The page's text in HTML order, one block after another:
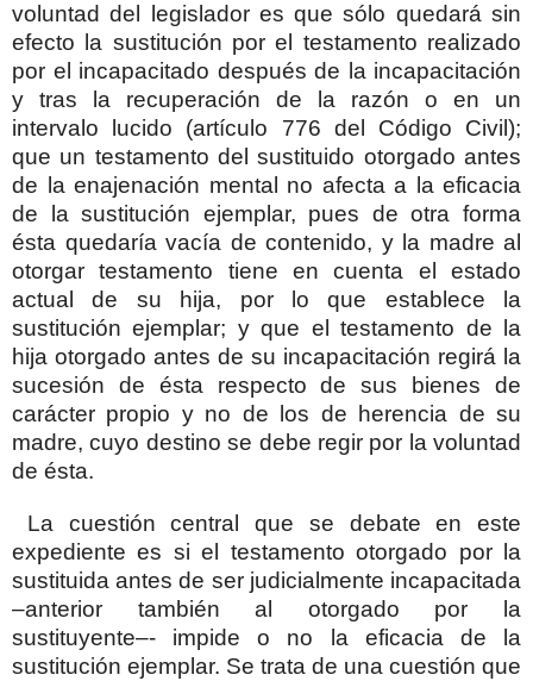
voluntad del legislador es que sólo quedará sin
efecto la sustitución por el testamento realizado
por el incapacitado después de la incapacitación
y tras la recuperación de la razón o en un
intervalo lucido (artículo 776 del Código Civil);
que un testamento del sustituido otorgado antes
de la enajenación mental no afecta a la eficacia
de la sustitución ejemplar, pues de otra forma
ésta quedaría vacía de contenido, y la madre al
otorgar testamento tiene en cuenta el estado
actual de su hija, por lo que establece la
sustitución ejemplar; y que el testamento de la
hija otorgado antes de su incapacitación regirá la
sucesión de ésta respecto de sus bienes de
carácter propio y no de los de herencia de su
madre, cuyo destino se debe regir por la voluntad
de ésta.
La cuestión central que se debate en este
expediente es si el testamento otorgado por la
sustituida antes de ser judicialmente incapacitada
–anterior también al otorgado por la
sustituyente–- impide o no la eficacia de la
sustitución ejemplar. Se trata de una cuestión que